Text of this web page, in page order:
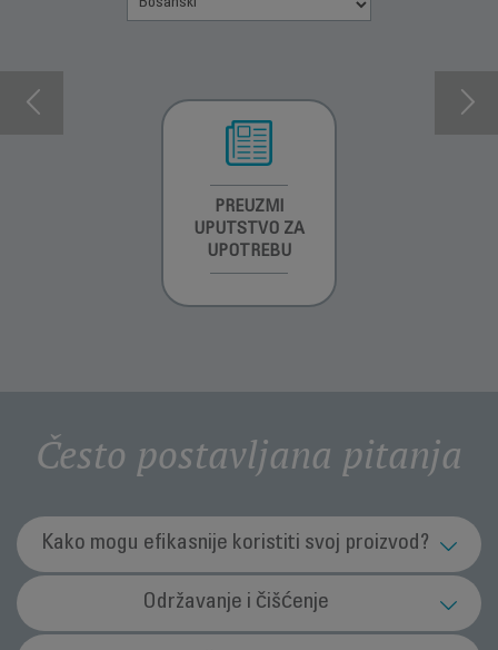
PREUZMI
UPUTSTVO ZA
UPOTREBU
Često postavljana pitanja
Kako mogu efikasnije koristiti svoj proizvod?
Koja je svrha funkcije Ionic (jonsko) (zavisno
Održavanje i čišćenje